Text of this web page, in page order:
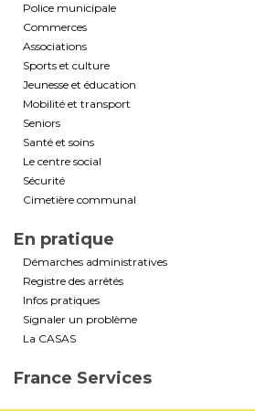
Police municipale
Commerces
Associations
Sports et culture
Jeunesse et éducation
Mobilité et transport
Seniors
Santé et soins
Le centre social
Sécurité
Cimetière communal
En pratique
Démarches administratives
Registre des arrêtés
Infos pratiques
Signaler un problème
La CASAS
France Services